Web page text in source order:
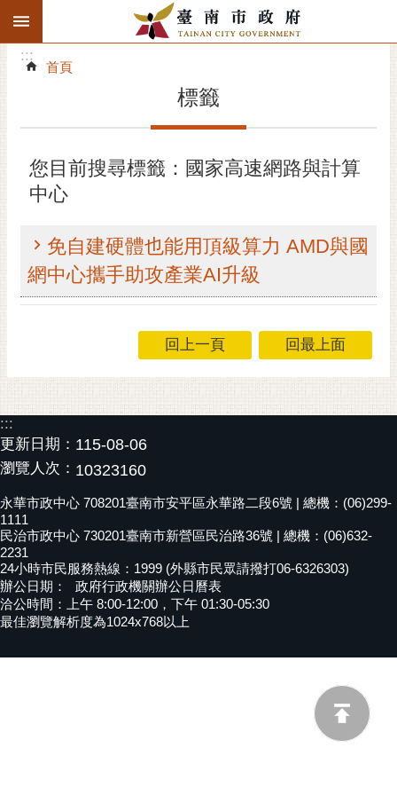
跳到主要內容區塊
搜
階
精彩府城
市府動態
市府團隊
主題服務
市民互動
黃
偉
哲
螢
光
花
泉
桐
花
祭
:::
:::
首頁
標籤
您目前搜尋標籤：國家高速網路與計算
中心
免自建硬體也能用頂級算力 AMD與國
網中心攜手助攻產業AI升級
回上一頁 回最上面
:::
更新日期： 115-08-06
瀏覽人次： 10323160
永華市政中心 708201臺南市安平區永華路二段6號 | 總機：(06)299-
1111
民治市政中心 730201臺南市新營區民治路36號 | 總機：(06)632-
2231
24小時市民服務熱線：1999 (外縣市民眾請撥打06-6326303)
辦公日期：
政府行政機關辦公日曆表
洽公時間：上午 8:00-12:00，下午 01:30-05:30
最佳瀏覽解析度為1024x768以上